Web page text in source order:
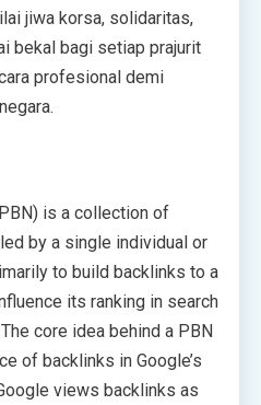
jiwa korsa, solidaritas,
bekal bagi setiap prajurit
profesional demi
is a collection of
by a single individual or
to build backlinks to a
its ranking in search
core idea behind a PBN
of backlinks in Google’s
views backlinks as